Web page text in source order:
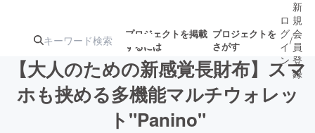
プロジェクトを掲載
するには
プロジェクトを
さがす
注目の新着プロ募集終了が近いプ
ロ
グ
イ
ン
/
新
規
会
員
登
録
【大人のための新感覚長財布】スマ
ホも挟める多機能マルチウォレッ
ト"Panino"